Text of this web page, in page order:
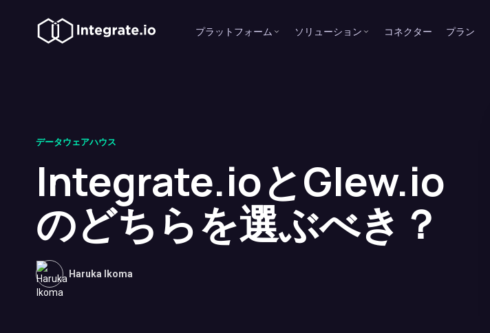
プラットフォーム ソリューション コネクター プラン
データウェアハウス
Integrate.ioとGlew.io
のどちらを選ぶべき？
Haruka Ikoma